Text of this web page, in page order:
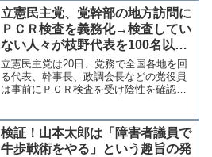
らないとしているが、台湾との断交を求
めているのだから正式でなく...
立憲民主党、党幹部の地方訪問に
ＰＣＲ検査を義務化→検査してい
ない人々が枝野代表を100名以上
で囲むフェス開催
立憲民主党は20日、党務で全国各地を回
る代表、幹事長、政調会長などの党役員
は事前にＰＣＲ検査を受け陰性を確認す
の停止を求める一方で、同党の小川淳也
衆院議員が新型コロナ...
検証！山本太郎は「障害者議員で
牛歩戦術をやる」という趣旨の発